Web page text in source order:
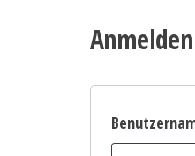
Anmelden